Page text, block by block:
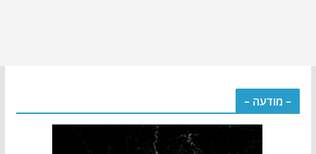
– מודעה –